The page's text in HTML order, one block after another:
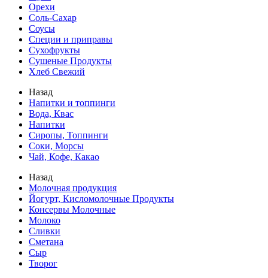
Орехи
Соль-Сахар
Соусы
Специи и приправы
Сухофрукты
Сушеные Продукты
Хлеб Свежий
Назад
Напитки и топпинги
Вода, Квас
Напитки
Сиропы, Топпинги
Соки, Морсы
Чай, Кофе, Какао
Назад
Молочная продукция
Йогурт, Кисломолочные Продукты
Консервы Молочные
Молоко
Сливки
Сметана
Сыр
Творог